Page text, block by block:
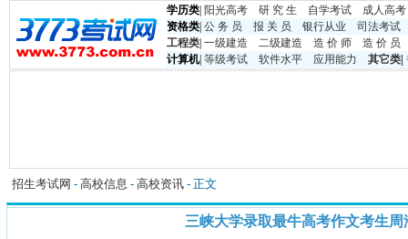
学历类 阳光高考 研 究 生 自学考试
成人高考
资格类 公 务 员 报 关 员 银行从业
司法考试
工程类 一级建造 二级建造 造 价 师
造 价 员
计算机| 等级考试 软件水平 应用能力 其它类
招生考试网 - 高校信息 - 高校资讯 - 正文
三峡大学录取最牛高考作文考生周